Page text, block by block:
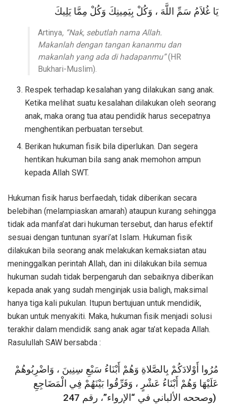
يَا غُلاَمُ سَمِّ اللَّهَ ، وَكُلْ بِيَمِينِكَ وَكُلْ مِمَّا يَلِيكَ
Artinya, “Nak, sebutlah nama Allah.
Makanlah dengan tangan kananmu dan
makanlah yang ada di hadapanmu”(HR
Bukhari-Muslim).
Respek terhadap kesalahan yang dilakukan sang anak.
Ketika melihat suatu kesalahan dilakukan oleh seorang
anak, maka orang tua atau pendidik harus secepatnya
menghentikan perbuatan tersebut.
Berikan hukuman fisik bila diperlukan. Dan segera
hentikan hukuman bila sang anak memohon ampun
kepada Allah SWT.
Hukuman fisik harus berfaedah, tidak diberikan secara
belebihan (melampiaskan amarah) ataupun kurang sehingga
tidak ada manfa’at dari hukuman tersebut, dan harus efektif
sesuai dengan tuntunan syari’at Islam. Hukuman fisik
dilakukan bila seorang anak melakukan kemaksiatan atau
meninggalkan perintah Allah, dan ini dilakukan bila semua
hukuman sudah tidak berpengaruh dan sebaiknya diberikan
kepada anak yang sudah menginjak usia baligh, maksimal
hanya tiga kali pukulan. Itupun bertujuan untuk mendidik,
bukan untuk menyakiti. Maka, hukuman fisik menjadi solusi
terakhir dalam mendidik sang anak agar ta’at kepada Allah.
Rasulullah SAW bersabda :
مُرُوا أَوْلادَكُمْ بِالصَّلاةِ وَهُمْ أَبْنَاءُ سَبْعِ سِنِينَ ، وَاضْرِبُوهُمْ
عَلَيْهَا وَهُمْ أَبْنَاءُ عَشْرٍ ، وَفَرِّقُوا بَيْنَهُمْ فِي الْمَضَاجِعِ
(وصححه الألباني في “الإرواء”، رقم 247